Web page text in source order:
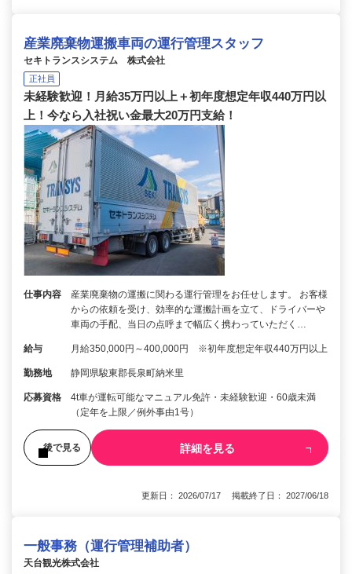
産業廃棄物運搬車両の運行管理スタッフ
セキトランスシステム 株式会社
正社員
未経験歓迎！月給35万円以上＋初年度想定年収440万円以
上！今なら入社祝い金最大20万円支給！
仕事内容
産業廃棄物の運搬に関わる運行管理をお任せします。 お客様
からの依頼を受け、効率的な運搬計画を立て、ドライバーや
車両の手配、当日の点呼まで幅広く携わっていただく…
給与 月給350,000円～400,000円 ※初年度想定年収440万円以上
勤務地 静岡県駿東郡長泉町納米里
応募資格
4t車が運転可能なマニュアル免許・未経験歓迎・60歳未満
（定年を上限／例外事由1号）
後で見る 詳細を見る
更新日： 2026/07/17 掲載終了日： 2027/06/18
一般事務（運行管理補助者）
天台観光株式会社